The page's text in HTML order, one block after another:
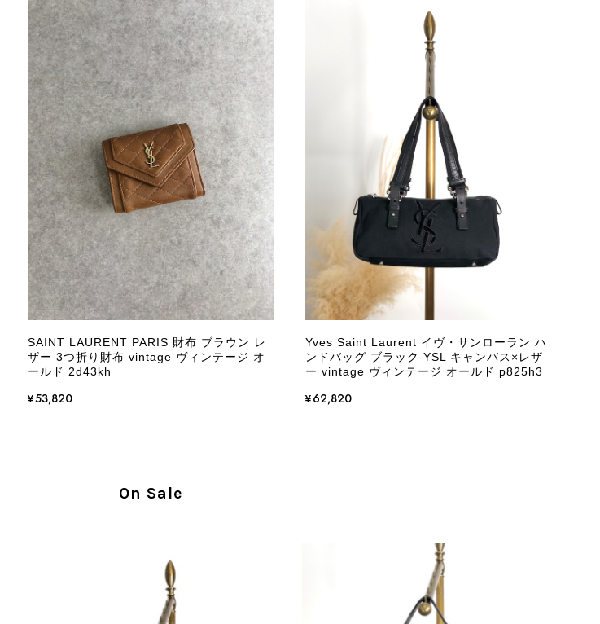
い。 またご縁がございましたら、ぜひよろしくお願いいたします。 VintageShop solo
にAランクの商品を購入しました。 しかし、実際に届いた商品は、写真には写っていない内側の蛇腹部分と全面ポ
がびっしりと生えていました。 とてもAランクとは思えない状態で、見た瞬間に気持ち悪さを感じ、とても使用で
ありません。 ヴィンテージ品であることは理解しており、多少の経年劣化は承知のうえで購入しています。 しか
な状態であれば、商品説明や掲載写真で事前に明記していただくべきだと思います。 実は以前こちらで購入した際
は写っていない内側部分に目立つ汚れがありました。 そのときはたまたまだと思っていましたが、今回も掲載内容
できない状態の商品が届きとても残念です。 決して安い買い物ではなかったため、ショックも大きかったです。
らで購入することはないですが、同じような思いをする購入者が出ないよう、商品の状態をより正確に記載し、見
含めて写真や説明で分かるよう改善していただきたいです。
この度は、楽しみにお待ちいただいた商品で、衛生面へのご不安を含め、残念な思いをおかけしましたこと、
心よりお詫び申し上げます。お受け取りになった際のお気持ちを思うと、大変心苦しく感じております。 今
回の商品につきましては、当店よりご連絡のうえ、返品・返金を含め、責任をもって対応してまいります。
確認された場合には、当店の検品時の見落としとして真摯に受け止め、検品方法と状態の伝え方を改めて見直
届きました。思った以上に素敵なお品でした。またご縁が有りましたら宜しくお願い致します。
SAINT LAURENT PARIS 財布 ブラウン レ
ザー 3つ折り財布 vintage ヴィンテージ オ
ールド 2d43kh
¥53,820
Yves Saint Laurent イヴ・サンローラン ハ
ンドバッグ ブラック YSL キャンバス×レザ
ー vintage ヴィンテージ オールド p825h3
¥62,820
On Sale